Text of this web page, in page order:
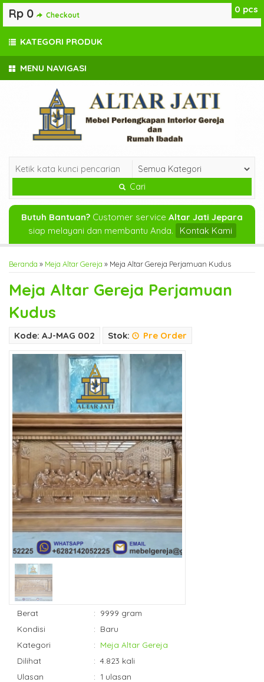
MENU NAVIGASI
Cari
Butuh Bantuan? Customer service Altar Jati Jepara
siap melayani dan membantu Anda.
Kontak Kami
Beranda » Meja Altar Gereja » Meja Altar Gereja Perjamuan Kudus
Meja Altar Gereja Perjamuan
Kudus
Kode: AJ-MAG 002 Stok: Pre Order
Berat : 9999 gram
Kondisi
: Baru
Kategori
: Meja Altar Gereja
Dilihat
: 4.823 kali
Ulasan
: 1 ulasan
0 pcs
Rp 0 Checkout
KATEGORI PRODUK